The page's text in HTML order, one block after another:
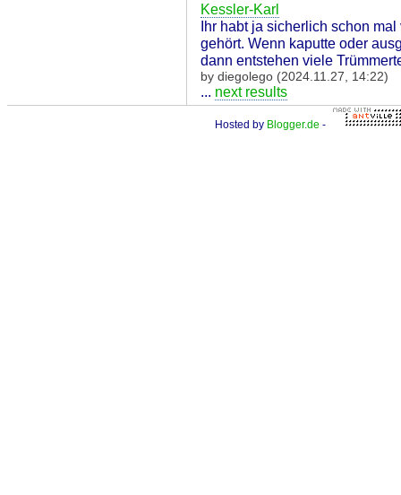
Kessler-Karl
Ihr habt ja sicherlich schon
gehört. Wenn kaputte oder
dann entstehen viele
by diegolego (2024.11.27, 14:22)
... next results
Hosted by Blogger.de -